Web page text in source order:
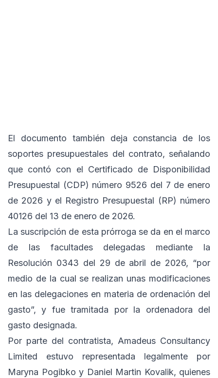
El documento también deja constancia de los
soportes presupuestales del contrato, señalando
que contó con el Certificado de Disponibilidad
Presupuestal (CDP) número 9526 del 7 de enero
de 2026 y el Registro Presupuestal (RP) número
40126 del 13 de enero de 2026.
La suscripción de esta prórroga se da en el marco
de las facultades delegadas mediante la
Resolución 0343 del 29 de abril de 2026, “por
medio de la cual se realizan unas modificaciones
en las delegaciones en materia de ordenación del
gasto”, y fue tramitada por la ordenadora del
gasto designada.
Por parte del contratista, Amadeus Consultancy
Limited estuvo representada legalmente por
Maryna Pogibko y Daniel Martin Kovalik, quienes